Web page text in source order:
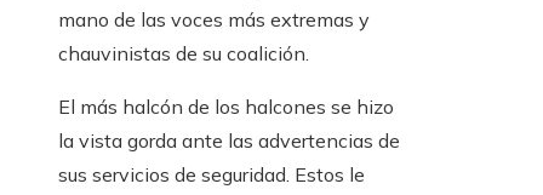
mano de las voces más extremas y
chauvinistas de su coalición.
El más halcón de los halcones se hizo
la vista gorda ante las advertencias de
sus servicios de seguridad. Estos le